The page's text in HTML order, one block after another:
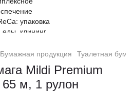
Бумажная продукция Туалетная
Mildi Premium
м, 1 рулон